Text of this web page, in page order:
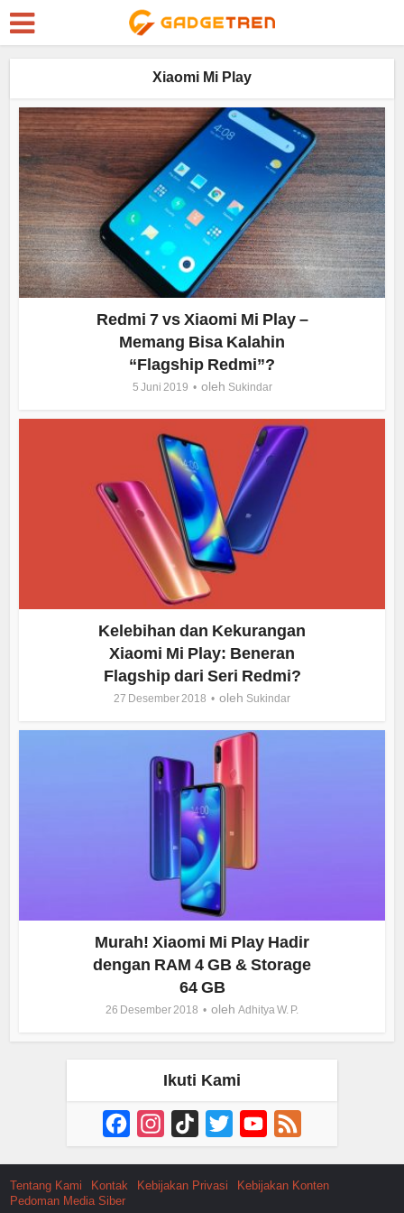
Xiaomi Mi Play
Redmi 7 vs Xiaomi Mi Play –
Memang Bisa Kalahin
“Flagship Redmi”?
5 Juni 2019 oleh Sukindar
Kelebihan dan Kekurangan
Xiaomi Mi Play: Beneran
Flagship dari Seri Redmi?
27 Desember 2018 oleh Sukindar
Murah! Xiaomi Mi Play Hadir
dengan RAM 4 GB & Storage
64 GB
26 Desember 2018 oleh Adhitya W. P.
Ikuti Kami
FacebookInstagram
TikTok Twitter YouTube
Channel
Tentang Kami Kontak Kebijakan Privasi
Kebijakan Konten
Pedoman Media Siber